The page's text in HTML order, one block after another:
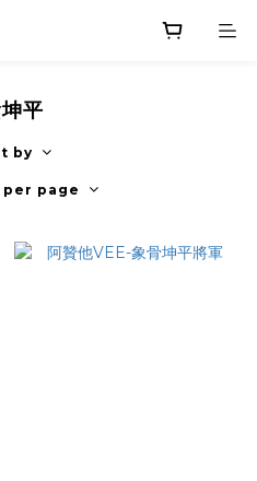
平
by
page